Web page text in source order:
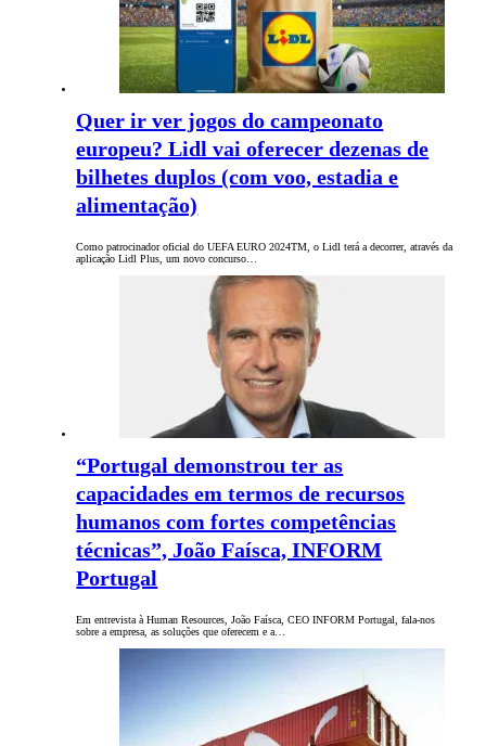
Quer ir ver jogos do campeonato
europeu? Lidl vai oferecer dezenas de
bilhetes duplos (com voo, estadia e
alimentação)
Como patrocinador oficial do UEFA EURO 2024TM, o Lidl terá a decorrer, através da
aplicação Lidl Plus, um novo concurso…
“Portugal demonstrou ter as
capacidades em termos de recursos
humanos com fortes competências
técnicas”, João Faísca, INFORM
Portugal
Em entrevista à Human Resources, João Faísca, CEO INFORM Portugal, fala-nos
sobre a empresa, as soluções que oferecem e a…